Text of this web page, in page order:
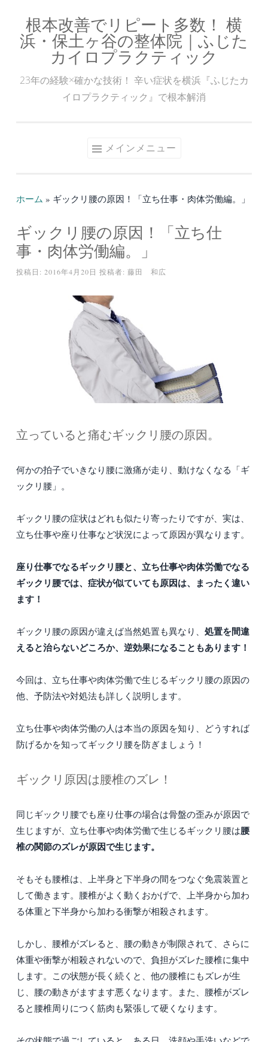
ン
根本改善でリピート多数！ 横
浜・保土ヶ谷の整体院｜ふじた
カイロプラクティック
23年の経験×確かな技術！ 辛い症状を横浜『ふじたカ
イロプラクティック』で根本解消
メインメニュー
ホーム » ギックリ腰の原因！「立ち仕事・肉体労働編。」
ギックリ腰の原因！「立ち仕
事・肉体労働編。」
投稿日: 2016年4月20日 投稿者: 藤田 和広
立っていると痛むギックリ腰の原因。
何かの拍子でいきなり腰に激痛が走り、動けなくなる「ギ
ックリ腰」。
ギックリ腰の症状はどれも似たり寄ったりですが、実は、
立ち仕事や座り仕事など状況によって原因が異なります。
座り仕事でなるギックリ腰と、立ち仕事や肉体労働でなる
ギックリ腰では、症状が似ていても原因は、まったく違い
ます！
ギックリ腰の原因が違えば当然処置も異なり、 処置を間違
えると治らないどころか、逆効果になることもあります！
今回は、立ち仕事や肉体労働で生じるギックリ腰の原因の
他、予防法や対処法も詳しく説明します。
立ち仕事や肉体労働の人は本当の原因を知り、どうすれば
防げるかを知ってギックリ腰を防ぎましょう！
ギックリ原因は腰椎のズレ！
同じギックリ腰でも座り仕事の場合は骨盤の歪みが原因で
生じますが、立ち仕事や肉体労働で生じるギックリ腰は腰
椎の関節のズレが原因で生じます。
そもそも腰椎は、上半身と下半身の間をつなぐ免震装置と
して働きます。腰椎がよく動くおかげで、上半身から加わ
る体重と下半身から加わる衝撃が相殺されます。
しかし、腰椎がズレると、腰の動きが制限されて、さらに
体重や衝撃が相殺されないので、負担がズレた腰椎に集中
します。この状態が長く続くと、他の腰椎にもズレが生
じ、腰の動きがますます悪くなります。また、腰椎がズレ
ると腰椎周りにつく筋肉も緊張して硬くなります。